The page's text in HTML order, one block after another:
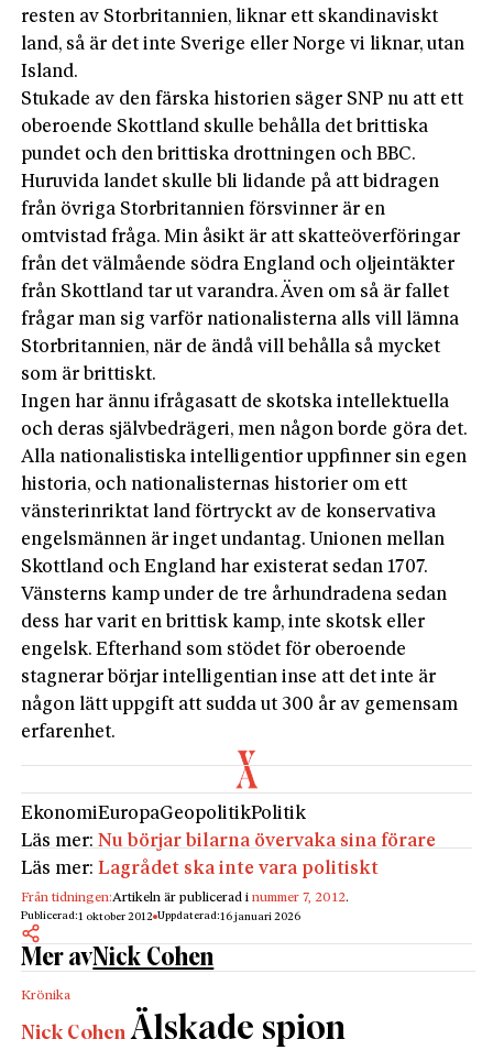
resten av Storbritannien, liknar ett skandinaviskt
land, så är det inte Sverige eller Norge vi liknar, utan
Island.
Stukade av den färska historien säger SNP nu att ett
oberoende Skottland skulle behålla det brittiska
pundet och den brittiska drottningen och BBC.
Huruvida landet skulle bli lidande på att bidragen
från övriga Storbritannien försvinner är en
omtvistad fråga. Min åsikt är att skatteöverföringar
från det välmående södra England och oljeintäkter
från Skottland tar ut varandra. Även om så är fallet
frågar man sig varför nationalisterna alls vill lämna
Storbritannien, när de ändå vill behålla så mycket
som är brittiskt.
Ingen har ännu ifrågasatt de skotska intellektuella
och deras självbedrägeri, men någon borde göra det.
Alla nationalistiska intelligentior uppfinner sin egen
historia, och nationalisternas historier om ett
vänsterinriktat land förtryckt av de konservativa
engelsmännen är inget undantag. Unionen mellan
Skottland och England har existerat sedan 1707.
Vänsterns kamp under de tre århundradena sedan
dess har varit en brittisk kamp, inte skotsk eller
engelsk. Efterhand som stödet för oberoende
stagnerar börjar intelligentian inse att det inte är
någon lätt uppgift att sudda ut 300 år av gemensam
erfarenhet.
EkonomiEuropaGeopolitikPolitik
Läs mer:Nu börjar bilarna övervaka sina förare
Läs mer:Lagrådet ska inte vara politiskt
Från tidningen:Artikeln är publicerad inummer 7, 2012.
Publicerad:1 oktober 2012 Uppdaterad:16 januari 2026
Mer avNick Cohen
Krönika
Nick Cohen Älskade spion